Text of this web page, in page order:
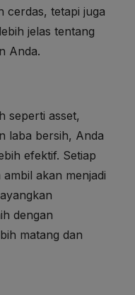
cerdas, tetapi juga
jelas tentang
Anda.
seperti asset,
laba bersih, Anda
efektif. Setiap
akan menjadi
dengan
matang dan